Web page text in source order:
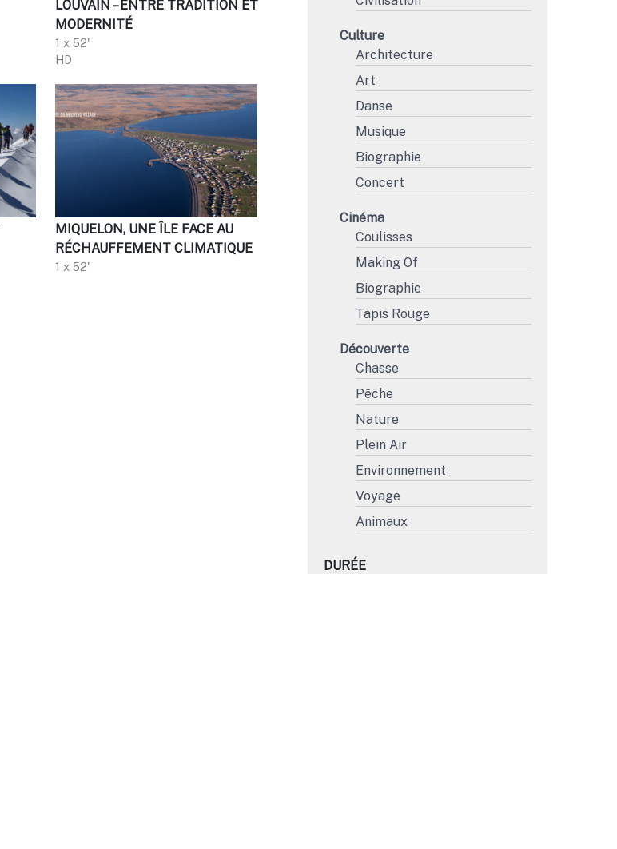
LOUVAIN – ENTRE TRADITION ET
MODERNITÉ
1 x 52'
HD
MIQUELON, UNE ÎLE FACE AU
RÉCHAUFFEMENT CLIMATIQUE
1 x 52'
Culture
Architecture
Art
Danse
Musique
Biographie
Concert
Cinéma
Coulisses
Making Of
Biographie
Tapis Rouge
Découverte
Chasse
Pêche
Nature
Plein Air
Environnement
Voyage
Animaux
DURÉE